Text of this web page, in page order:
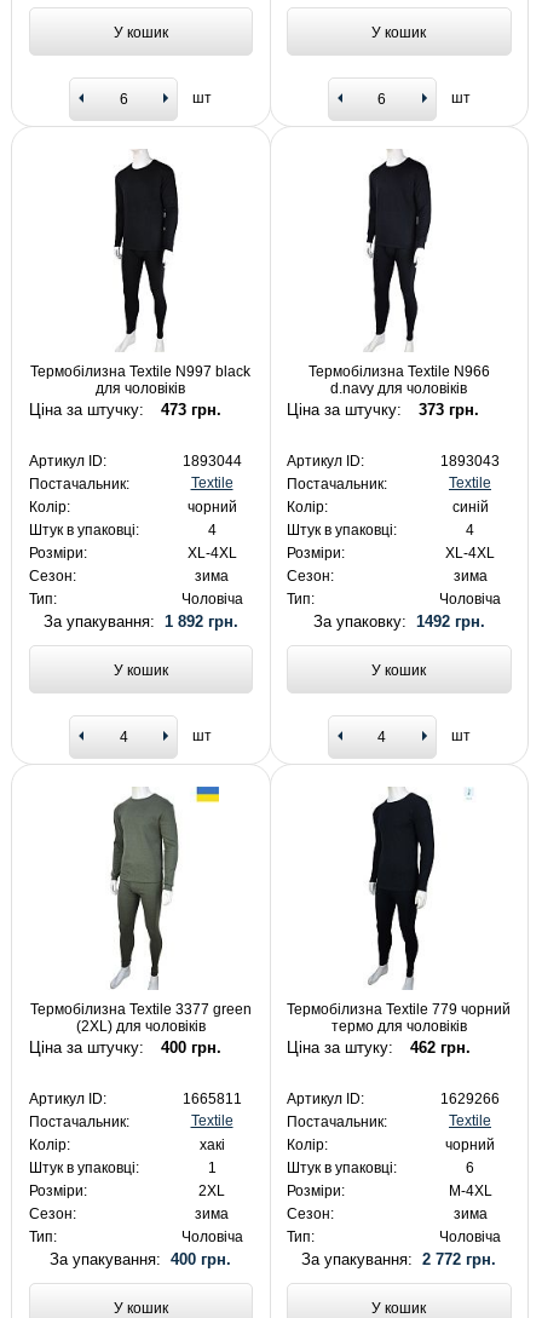
У кошик
шт
У кошик
шт
Термобілизна Textile N997 black
для чоловіків
Ціна за штучку: 473 грн.
Артикул ID:
1893044
Постачальник:
Textile
Колір:
чорний
Штук в упаковці:
4
Розміри:
XL-4XL
Сезон:
зима
Тип:
Чоловіча
За упакування: 1 892 грн.
У кошик
шт
Термобілизна Textile N966
d.navy для чоловіків
Ціна за штучку: 373 грн.
Артикул ID:
1893043
Постачальник:
Textile
Колір:
синій
Штук в упаковці:
4
Розміри:
XL-4XL
Сезон:
зима
Тип:
Чоловіча
За упаковку: 1492 грн.
У кошик
шт
Термобілизна Textile 3377 green
(2XL) для чоловіків
Ціна за штучку: 400 грн.
Артикул ID:
1665811
Постачальник:
Textile
Колір:
хакі
Штук в упаковці:
1
Розміри:
2XL
Сезон:
зима
Тип:
Чоловіча
За упакування:400 грн.
У кошик
Термобілизна Textile 779 чорний
термо для чоловіків
Ціна за штуку: 462 грн.
Артикул ID:
1629266
Постачальник:
Textile
Колір:
чорний
Штук в упаковці:
6
Розміри:
M-4XL
Сезон:
зима
Тип:
Чоловіча
За упакування:2 772 грн.
У кошик